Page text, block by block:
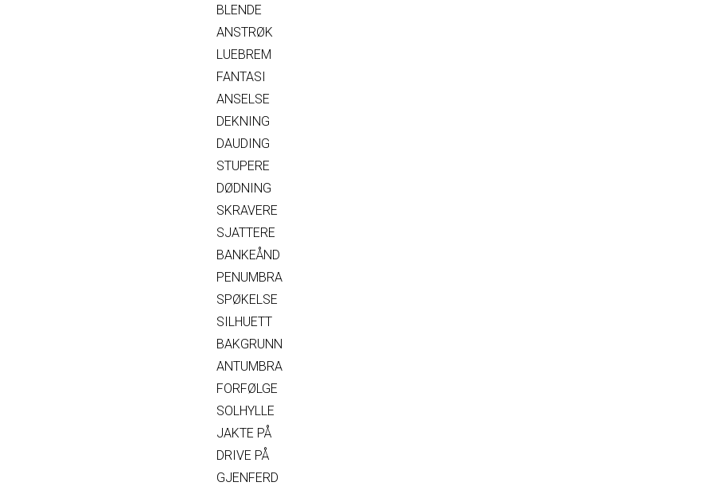
BLENDE
ANSTRØK
LUEBREM
FANTASI
ANSELSE
DEKNING
DAUDING
STUPERE
DØDNING
SKRAVERE
SJATTERE
BANKEÅND
PENUMBRA
SPØKELSE
SILHUETT
BAKGRUNN
ANTUMBRA
FORFØLGE
SOLHYLLE
JAKTE PÅ
DRIVE PÅ
GJENFERD